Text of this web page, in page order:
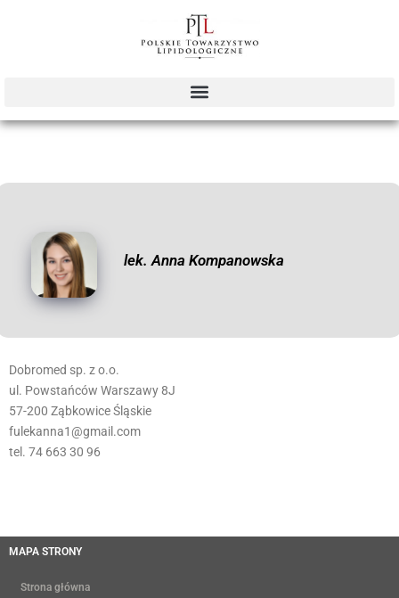
lek. Anna Kompanowska
Dobromed sp. z o.o.
ul. Powstańców Warszawy 8J
57-200 Ząbkowice Śląskie
fulekanna1@gmail.com
tel. 74 663 30 96
MAPA STRONY
Strona główna